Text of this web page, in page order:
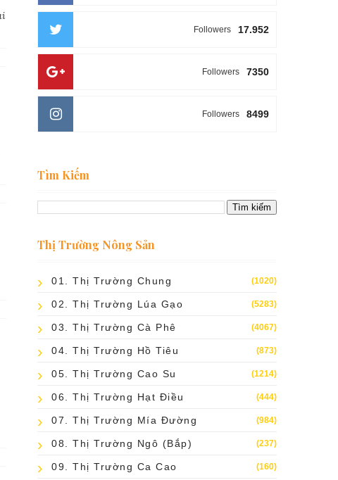
17.952
Followers
7350
Followers
8499
Followers
Tìm Kiếm
Thị Trường Nông Sản
01. Thị Trường Chung (1020)
02. Thị Trường Lúa Gạo (5283)
03. Thị Trường Cà Phê (4067)
04. Thị Trường Hồ Tiêu (873)
05. Thị Trường Cao Su (1214)
06. Thị Trường Hạt Điều (444)
07. Thị Trường Mía Đường (984)
08. Thị Trường Ngô (bắp) (237)
09. Thị Trường Ca Cao (160)